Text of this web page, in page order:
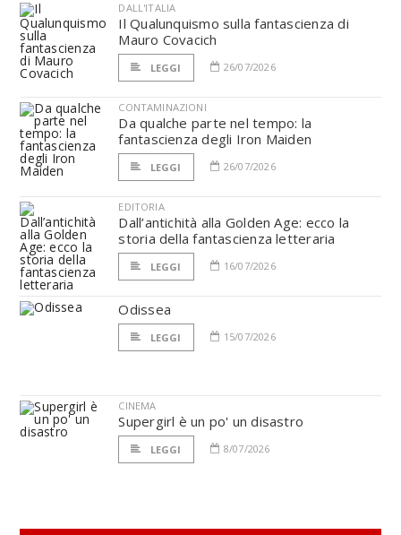
DALL'ITALIA
Il Qualunquismo sulla fantascienza di
Mauro Covacich
LEGGI 26/07/2026
CONTAMINAZIONI
Da qualche parte nel tempo: la
fantascienza degli Iron Maiden
LEGGI 26/07/2026
EDITORIA
Dall’antichità alla Golden Age: ecco la
storia della fantascienza letteraria
LEGGI 16/07/2026
Odissea
LEGGI 15/07/2026
CINEMA
Supergirl è un po' un disastro
LEGGI 8/07/2026